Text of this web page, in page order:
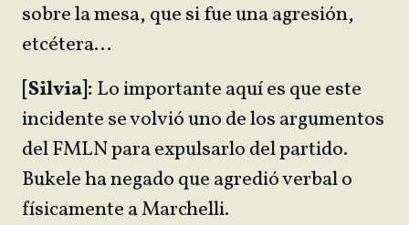
sobre la mesa, que si fue una agresión,
etcétera…
[Silvia]:Lo importante aquí es que este
incidente se volvió uno de los argumentos
del FMLN para expulsarlo del partido.
Bukele ha negado que agredió verbal o
físicamente a Marchelli.